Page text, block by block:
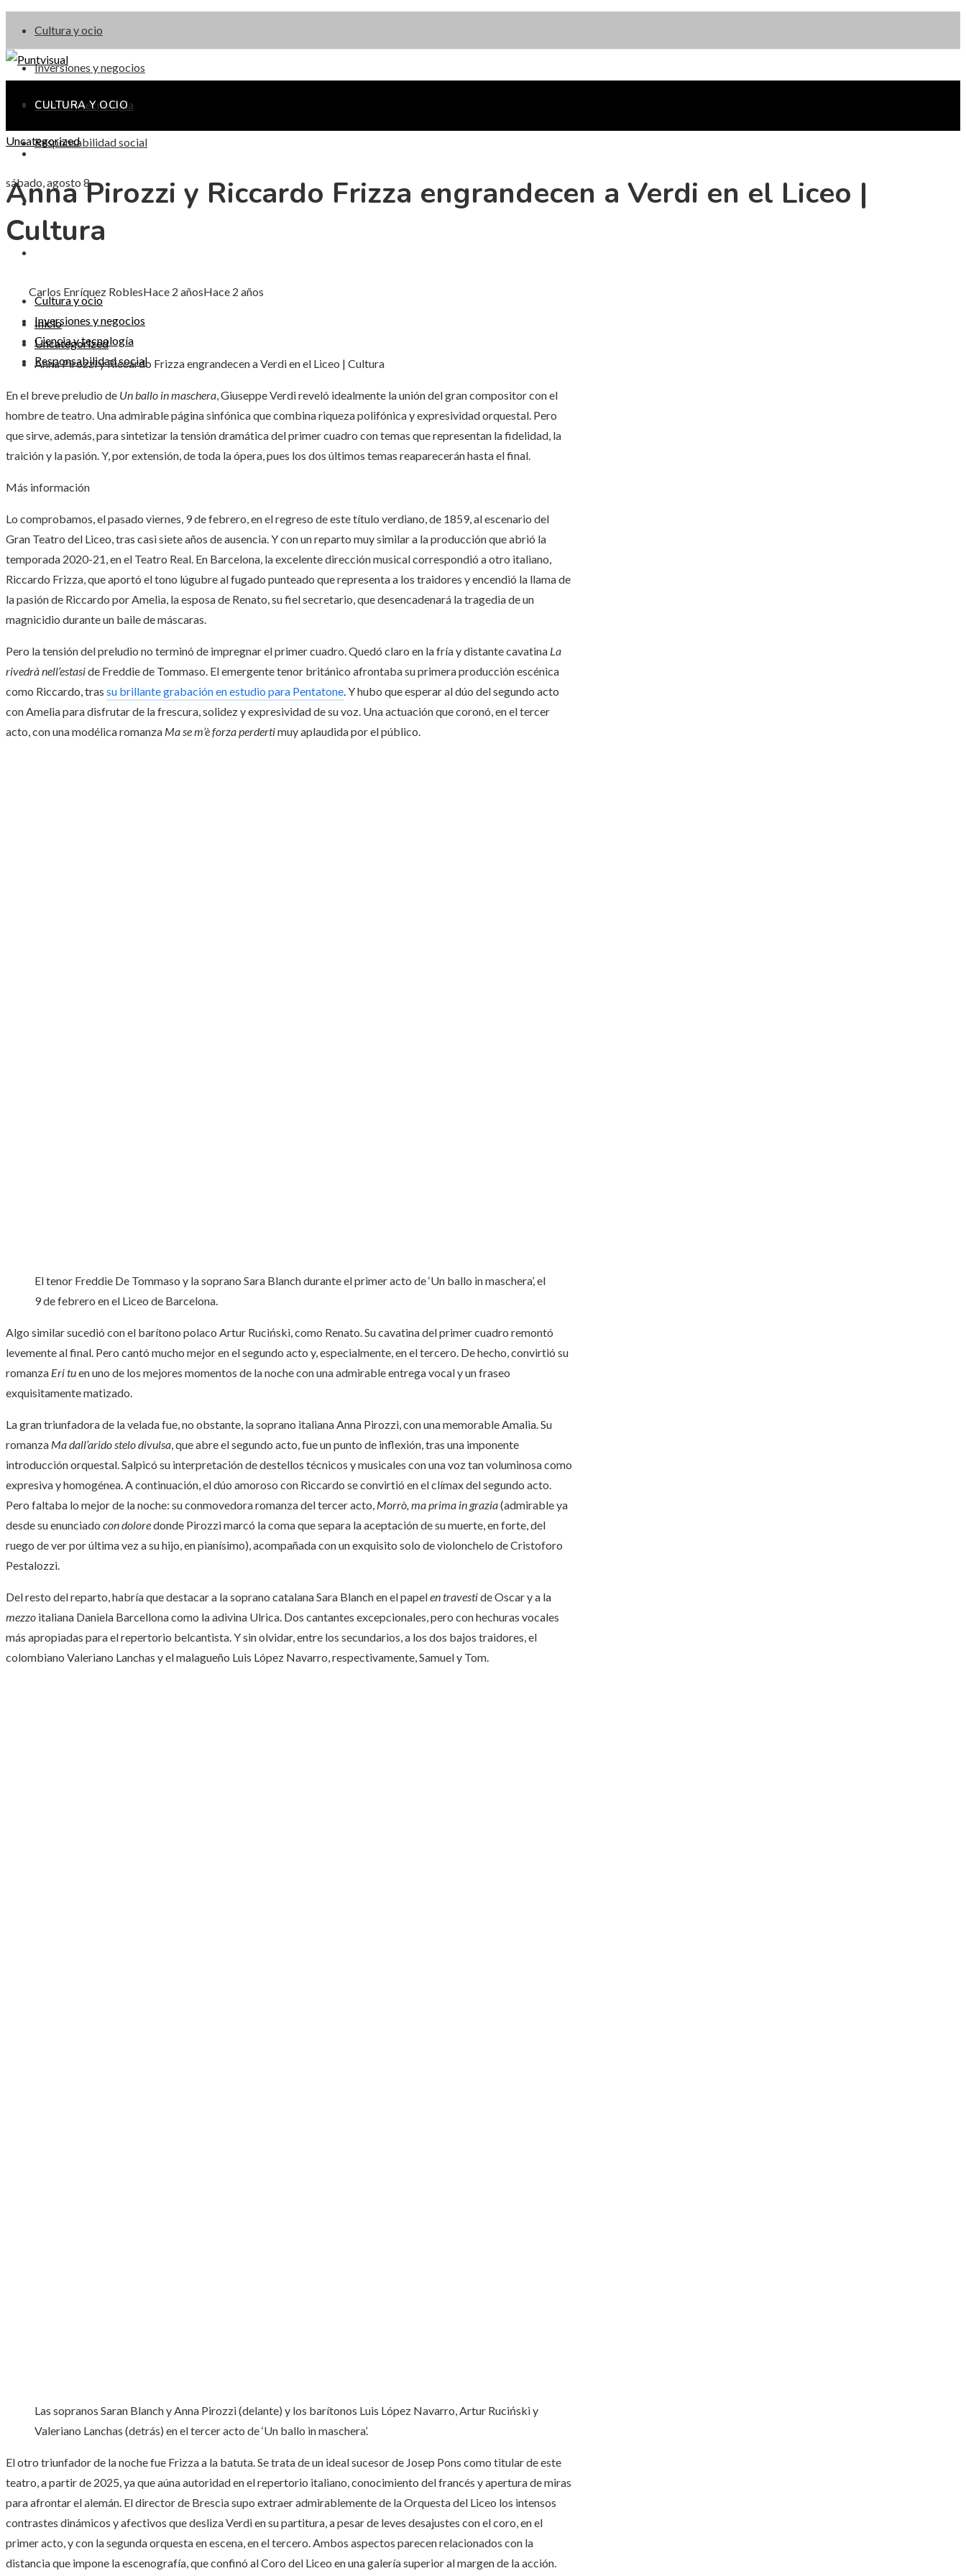
Cultura y ocio
Inversiones y negocios
Ciencia y tecnología
Responsabilidad social
sábado, agosto 8
CULTURA Y OCIO
CIENCIA Y TECNOLOGÍA
Cultura y ocio
Inversiones y negocios
Ciencia y tecnología
Responsabilidad social
Uncategorized
Anna Pirozzi y Riccardo Frizza engrandecen a Verdi en el Liceo |
Cultura
Carlos Enríquez RoblesHace 2 añosHace 2 años
Inicio
Uncategorized
Anna Pirozzi y Riccardo Frizza engrandecen a Verdi en el Liceo | Cultura
En el breve preludio de Un ballo in maschera, Giuseppe Verdi reveló idealmente la unión del gran compositor con el
hombre de teatro. Una admirable página sinfónica que combina riqueza polifónica y expresividad orquestal. Pero
que sirve, además, para sintetizar la tensión dramática del primer cuadro con temas que representan la fidelidad, la
traición y la pasión. Y, por extensión, de toda la ópera, pues los dos últimos temas reaparecerán hasta el final.
Más información
Lo comprobamos, el pasado viernes, 9 de febrero, en el regreso de este título verdiano, de 1859, al escenario del
Gran Teatro del Liceo, tras casi siete años de ausencia. Y con un reparto muy similar a la producción que abrió la
temporada 2020-21, en el Teatro Real. En Barcelona, la excelente dirección musical correspondió a otro italiano,
Riccardo Frizza, que aportó el tono lúgubre al fugado punteado que representa a los traidores y encendió la llama de
la pasión de Riccardo por Amelia, la esposa de Renato, su fiel secretario, que desencadenará la tragedia de un
magnicidio durante un baile de máscaras.
Pero la tensión del preludio no terminó de impregnar el primer cuadro. Quedó claro en la fría y distante cavatina La
rivedrà nell’estaside Freddie de Tommaso. El emergente tenor británico afrontaba su primera producción escénica
como Riccardo, tras su brillante grabación en estudio para Pentatone. Y hubo que esperar al dúo del segundo acto
con Amelia para disfrutar de la frescura, solidez y expresividad de su voz. Una actuación que coronó, en el tercer
acto, con una modélica romanza Ma se m’è forza perdertimuy aplaudida por el público.
El tenor Freddie De Tommaso y la soprano Sara Blanch durante el primer acto de ‘Un ballo in maschera’, el
9 de febrero en el Liceo de Barcelona.
Algo similar sucedió con el barítono polaco Artur Ruciński, como Renato. Su cavatina del primer cuadro remontó
levemente al final. Pero cantó mucho mejor en el segundo acto y, especialmente, en el tercero. De hecho, convirtió su
romanza Eri tuen uno de los mejores momentos de la noche con una admirable entrega vocal y un fraseo
exquisitamente matizado.
La gran triunfadora de la velada fue, no obstante, la soprano italiana Anna Pirozzi, con una memorable Amalia. Su
romanza Ma dall’arido stelo divulsa, que abre el segundo acto, fue un punto de inflexión, tras una imponente
introducción orquestal. Salpicó su interpretación de destellos técnicos y musicales con una voz tan voluminosa como
expresiva y homogénea. A continuación, el dúo amoroso con Riccardo se convirtió en el clímax del segundo acto.
Pero faltaba lo mejor de la noche: su conmovedora romanza del tercer acto, Morrò, ma prima in grazia(admirable ya
desde su enunciado con doloredonde Pirozzi marcó la coma que separa la aceptación de su muerte, en forte, del
ruego de ver por última vez a su hijo, en pianísimo), acompañada con un exquisito solo de violonchelo de Cristoforo
Pestalozzi.
Del resto del reparto, habría que destacar a la soprano catalana Sara Blanch en el papelen travestide Oscar y a la
mezzo italiana Daniela Barcellona como la adivina Ulrica. Dos cantantes excepcionales, pero con hechuras vocales
más apropiadas para el repertorio belcantista. Y sin olvidar, entre los secundarios, a los dos bajos traidores, el
colombiano Valeriano Lanchas y el malagueño Luis López Navarro, respectivamente, Samuel y Tom.
Las sopranos Saran Blanch y Anna Pirozzi (delante) y los barítonos Luis López Navarro, Artur Ruciński y
Valeriano Lanchas (detrás) en el tercer acto de ‘Un ballo in maschera’.
El otro triunfador de la noche fue Frizza a la batuta. Se trata de un ideal sucesor de Josep Pons como titular de este
teatro, a partir de 2025, ya que aúna autoridad en el repertorio italiano, conocimiento del francés y apertura de miras
para afrontar el alemán. El director de Brescia supo extraer admirablemente de la Orquesta del Liceo los intensos
contrastes dinámicos y afectivos que desliza Verdi en su partitura, a pesar de leves desajustes con el coro, en el
primer acto, y con la segunda orquesta en escena, en el tercero. Ambos aspectos parecen relacionados con la
distancia que impone la escenografía, que confinó al Coro del Liceo en una galería superior al margen de la acción.